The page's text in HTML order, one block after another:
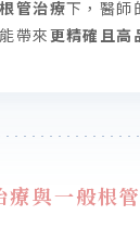
管治療下，醫師
帶來更精確且高
療與一般根